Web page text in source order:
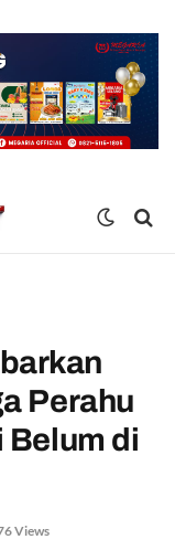
Perahu
Belum di
Views